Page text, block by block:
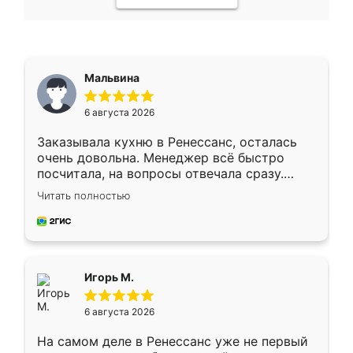
Мальвина
6 августа 2026
Заказывала кухню в Ренессанс, осталась
очень довольна. Менеджер всё быстро
посчитала, на вопросы отвечала сразу.
Замерщик приехал в субботу, подошёл к
делу со всей ответственностью. Собрали
за день, ребята работали аккуратно, даже
Читать полностью
Игорь М.
6 августа 2026
На самом деле в Ренессанс уже не первый